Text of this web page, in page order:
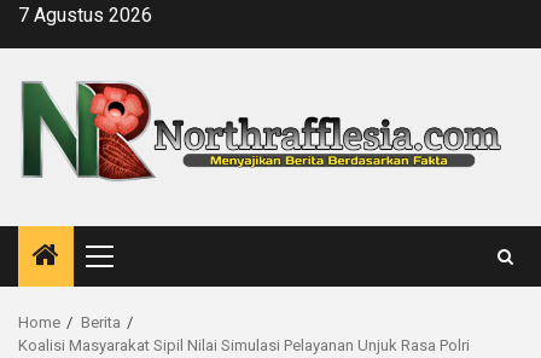
Skip7 Agustus 2026
Primary
Menu
Home
Berita
Koalisi Masyarakat Sipil Nilai Simulasi Pelayanan Unjuk Rasa Polri